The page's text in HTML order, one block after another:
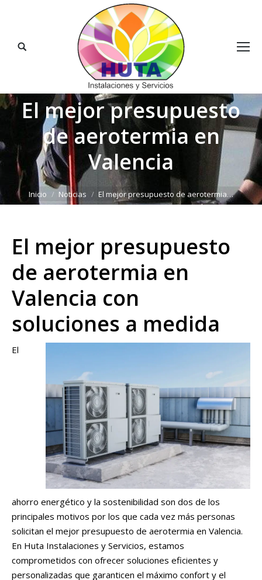
Buscar:
El mejor presupuesto
de aerotermia en
Valencia
Estás aquí:
Inicio Noticias El mejor presupuesto de aerotermia…
El mejor presupuesto
de aerotermia en
Valencia con
soluciones a medida
El
ahorro energético y la sostenibilidad son dos de los
principales motivos por los que cada vez más personas
solicitan el mejor presupuesto de aerotermia en Valencia.
En Huta Instalaciones y Servicios, estamos
comprometidos con ofrecer soluciones eficientes y
personalizadas que garanticen el máximo confort y el